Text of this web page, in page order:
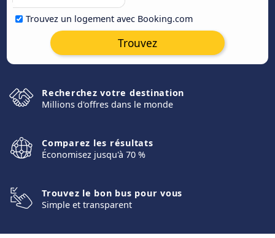
Trouvez un logement avec Booking.com
Trouvez
Recherchez votre destination
Millions d'offres dans le monde
Comparez les résultats
Économisez jusqu'à 70 %
Trouvez le bon bus pour vous
Simple et transparent